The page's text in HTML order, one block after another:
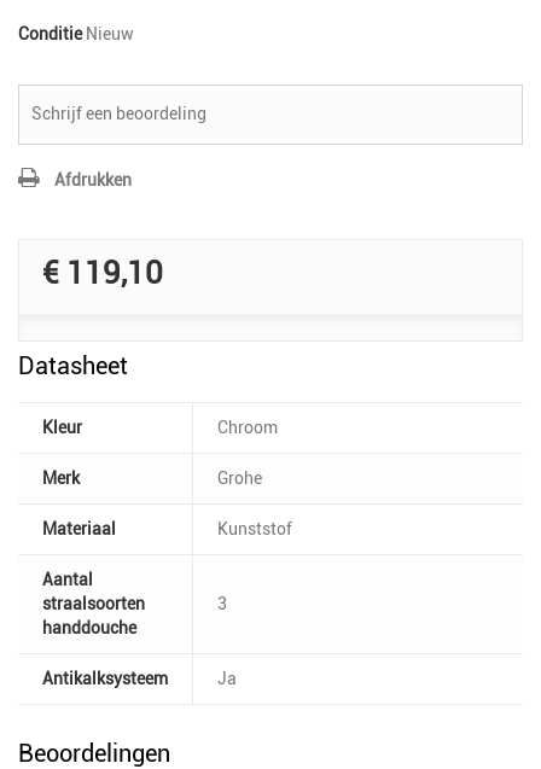
Conditie Nieuw
Schrijf een beoordeling
Afdrukken
€ 119,10
Datasheet
Kleur Chroom
Merk Grohe
Materiaal Kunststof
Aantal
straalsoorten
handdouche
3
Antikalksysteem Ja
Beoordelingen